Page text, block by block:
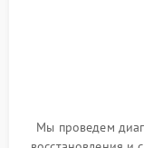
Мы проведем